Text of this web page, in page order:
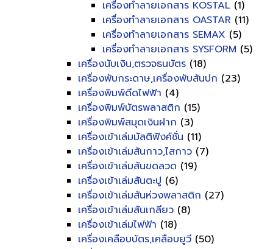
เครื่องทำลายเอกสาร KOSTAL (1)
เครื่องทำลายเอกสาร OASTAR (11)
เครื่องทำลายเอกสาร SEMAX (5)
เครื่องทำลายเอกสาร SYSFORM (5)
เครื่องนับเงิน,ตรวจธนบัตร (18)
เครื่องพับกระดาษ,เครื่องพับสันปก (23)
เครื่องพิมพ์ดีดไฟฟ้า (4)
เครื่องพิมพ์บัตรพลาสติก (15)
เครื่องพิมพ์สมุดเงินฝาก (3)
เครื่องเข้าเล่มมัลติฟังค์ชั่น (11)
เครื่องเข้าเล่มสันกาว,ไสกาว (7)
เครื่องเข้าเล่มสันขดลวด (19)
เครื่องเข้าเล่มสันตะปู (6)
เครื่องเข้าเล่มสันห่วงพลาสติก (27)
เครื่องเข้าเล่มสันเกลียว (8)
เครื่องเข้าเล่มไฟฟ้า (18)
เครื่องเคลือบบัตร,เคลือบยูวี (50)